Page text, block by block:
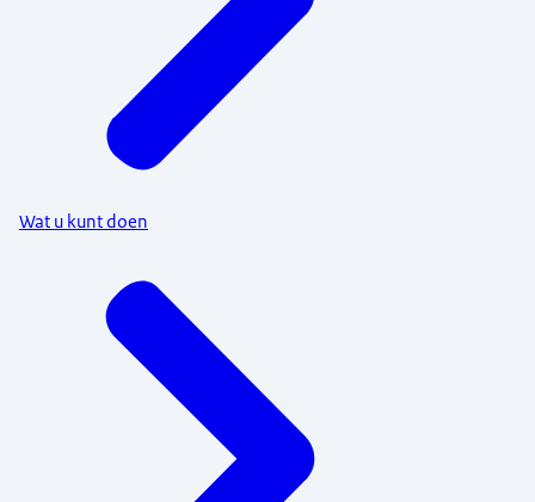
Wat u kunt doen